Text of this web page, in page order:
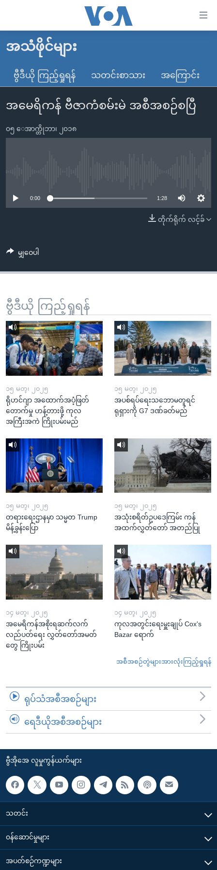
လွယ်ကူ
သည့်
များ
ပင်မ
ပင်မ
စာမျက်နှာ
ကျော်
ရန်
ရှာဖွေ
ရန်
နေရာ
သို့
ကျော်
ရန်
မူလစာမျက်နှာ
မြန်မာ
ကမ္ဘာ့သတင်းများ
နိုင်ငံတကာ
တရုတ်
ဗွီဒီယို
ရပ်ဝန်းတခု လမ်းတခု အလွန်
ရုပ်ရှင်ထဲက အင်္ဂလိပ်စာ
တီဗွီ
ရေဒီယို/တီဗွီအစီအစဉ်
ဗွီအိုအေ လူမှုကွန်ယက်များ
ဘာသာစကားများ
အသံဖိုင်များ
ဗွီဒီယို ကြည့်ရှုရန် သတင်းစာသား အကြောင်း
အမေရိကန် ဗီဇာကံစမ်းမဲ အစီအစဉ်စပြီ
၀၅ ေအာက္တိုဘာ၊ ၂၀၁၈
0:00 1:28
တိုက်ရိုက် လင့်ခ်
မျှဝေပါ
ဗွီဒီယို ကြည့်ရှုရန်
၁၅ မတ္၊ ၂၀၂၅
ရိုဟင်ဂျာ အထောက်အပံ့ဖြတ်
တောက်မှု ဟန့်တားဖို့ ကုလ
အကြီးအကဲ ကြိုးပမ်းမည်
၁၅ မတ္၊ ၂၀၂၅
အပစ်ရပ်ရေးသဘောမတူရင်
ရုရှားကို G7 ဒဏ်ခတ်မည်
၁၅ မတ္၊ ၂၀၂၅
တရားရေးဌာနမှာ သမ္မတ Trump
မိန့်ခွန်းပြော
၁၅ မတ္၊ ၂၀၂၅
အသုံးစရိတ်ဥပဒေကြမ်း ကန်
အထက်လွှတ်တော် အတည်ပြု
၁၄ မတ္၊ ၂၀၂၅
အမေရိကန်အစိုးရဆက်လက်
လည်ပတ်ရေး လွှတ်တော်အမတ်
တွေ ကြိုးပမ်း
၁၄ မတ္၊ ၂၀၂၅
ကုလအတွင်းရေးမှူးချုပ် Cox's
Bazar ရောက်
အစီအစဉ်တွဲများအားလုံးကြည့်ရှုရန်
ရုပ်သံအစီအစဉ်များ
ရေဒီယိုအစီအစဉ်များ
ဗွီအိုအေ လူမှုကွန်ယက်များ
သတင်း
၀န်ဆောင်မှုများ
အပတ်စဉ်ကဏ္ဍများ